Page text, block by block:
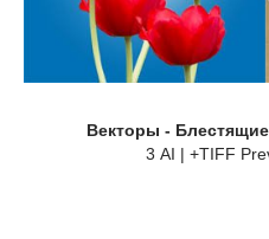
Векторы -
3 AI | +TIFF